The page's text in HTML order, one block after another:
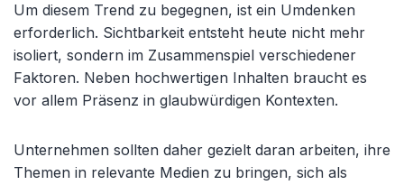
Um diesem Trend zu begegnen, ist ein Umdenken
erforderlich. Sichtbarkeit entsteht heute nicht mehr
isoliert, sondern im Zusammenspiel verschiedener
Faktoren. Neben hochwertigen Inhalten braucht es
vor allem Präsenz in glaubwürdigen Kontexten.
Unternehmen sollten daher gezielt daran arbeiten, ihre
Themen in relevante Medien zu bringen, sich als